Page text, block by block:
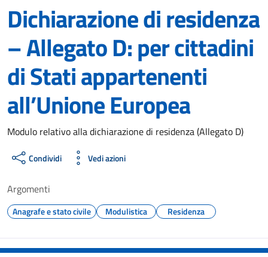
Dichiarazione di residenza
– Allegato D: per cittadini
di Stati appartenenti
all’Unione Europea
Dettagli del documento
Modulo relativo alla dichiarazione di residenza (Allegato D)
Condividi Vedi azioni
Argomenti
Anagrafe e stato civile Modulistica Residenza